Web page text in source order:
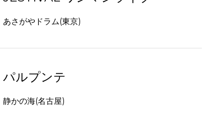
あさがやドラム(東京)
パルプンテ
静かの海(名古屋)